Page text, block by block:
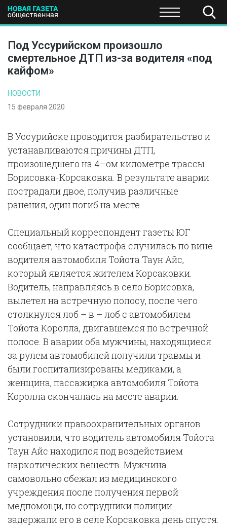
ПОЛИТИКА ЭКОНОМИКА НАУКА И
Под Уссурийском произошло
смертельное ДТП из-за водителя «под
кайфом»
НОВОСТИ
15 февраля 2020
В Уссурийске проводится разбирательство и
устанавливаются причины ДТП,
произошедшего на 4–ом километре трассы
Борисовка-Корсаковка. В результате аварии
пострадали двое, получив различные
ранения, один погиб на месте.
Специальный корреспондент газеты ЮГ
сообщает, что катастрофа случилась по вине
водителя автомобиля Тойота Таун Айс,
который является жителем Корсаковки.
Водитель, направляясь в село Борисовка,
вылетел на встречную полосу, после чего
столкнулся лоб – в – лоб с автомобилем
Тойота Королла, двигавшемся по встречной
полосе. В аварии оба мужчины, находящиеся
за рулем автомобилей получили травмы и
были госпитализированы медиками, а
женщина, пассажирка автомобиля Тойота
Королла скончалась на месте аварии.
Сотрудники правоохранительных органов
установили, что водитель автомобиля Тойота
Таун Айс находился под воздействием
наркотических веществ. Мужчина
самовольно сбежал из медицинского
учреждения после получения первой
медпомощи, но сотрудники полиции
задержали его в селе Корсаковка день спустя.